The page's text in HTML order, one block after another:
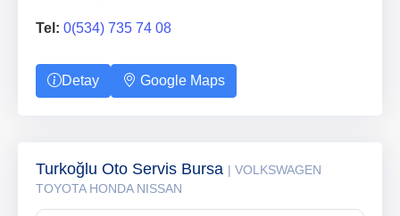
Tel: 0(534) 735 74 08
Detay Google Maps
Turkoğlu Oto Servis Bursa | VOLKSWAGEN
TOYOTA HONDA NISSAN